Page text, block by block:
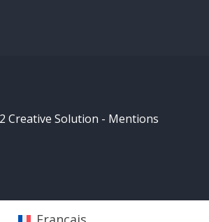
Creative Solution - Mentions